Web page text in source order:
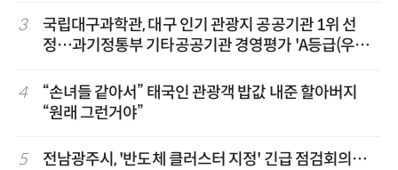
3
국립대구과학관, 대구 인기 관광지 공공기관 1위 선
정…과기정통부 기타공공기관 경영평가 'A등급(우수)'
4
“손녀들 같아서” 태국인 관광객 밥값 내준 할아버지
“원래 그런거야”
5
전남광주시, '반도체 클러스터 지정' 긴급 점검회의…